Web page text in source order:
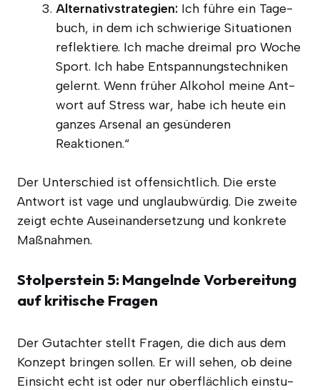
Alter­na­tiv­stra­te­gien: Ich füh­re ein Tage­
buch, in dem ich schwie­ri­ge Situa­tio­nen
reflek­tie­re. Ich mache drei­mal pro Woche
Sport. Ich habe Ent­span­nungs­tech­ni­ken
gelernt. Wenn frü­her Alko­hol mei­ne Ant­
wort auf Stress war, habe ich heu­te ein
gan­zes Arse­nal an gesün­de­ren
Reaktionen.“
Der Unter­schied ist offen­sicht­lich. Die ers­te
Ant­wort ist vage und unglaub­wür­dig. Die zwei­te
zeigt ech­te Aus­ein­an­der­set­zung und kon­kre­te
Maßnahmen.
Stolperstein 5: Mangelnde Vorbereitung
auf kritische Fragen
Der Gut­ach­ter stellt Fra­gen, die dich aus dem
Kon­zept brin­gen sol­len. Er will sehen, ob dei­ne
Ein­sicht echt ist oder nur ober­fläch­lich ein­stu­